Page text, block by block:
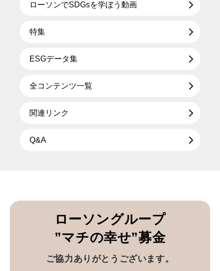
ローソンでSDGsを学ぼう動画
特集
ESGデータ集
全コンテンツ一覧
関連リンク
Q&A
ローソングループ
”マチの幸せ”募金
ご協力ありがとうございます。